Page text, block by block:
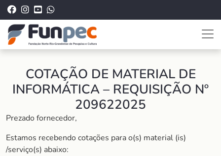
COTAÇÃO DE MATERIAL DE
INFORMÁTICA – REQUISIÇÃO Nº
209622025
Prezado fornecedor,
Estamos recebendo cotações para o(s) material (is)
/serviço(s) abaixo: